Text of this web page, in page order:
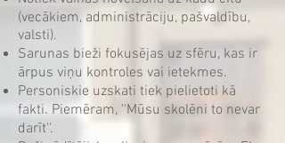
(vecākiem, administrāciju, pašvaldību,
valsti).
Sarunas bieži fokusējas uz sfēru, kas ir
ārpus viņu kontroles vai ietekmes.
Personiskie uzskati tiek pielietoti kā
fakti. Piemēram, ''Mūsu skolēni to nevar
darīt''.